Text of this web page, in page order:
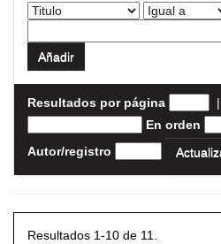
Resultados por página |
En orden
Autor/registro
Resultados 1-10 de 11.